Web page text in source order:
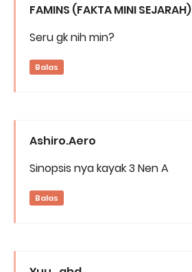
FAMINS (FAKTA MINI SEJARAH)
Seru gk nih min?
Balas
Ashiro.Aero
Sinopsis nya kayak 3 Nen A
Balas